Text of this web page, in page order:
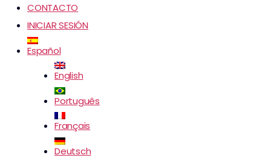
CONTACTO
INICIAR SESIÓN
Español
English
Português
Français
Deutsch